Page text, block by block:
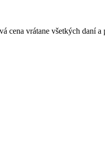
vrátane všetkých daní